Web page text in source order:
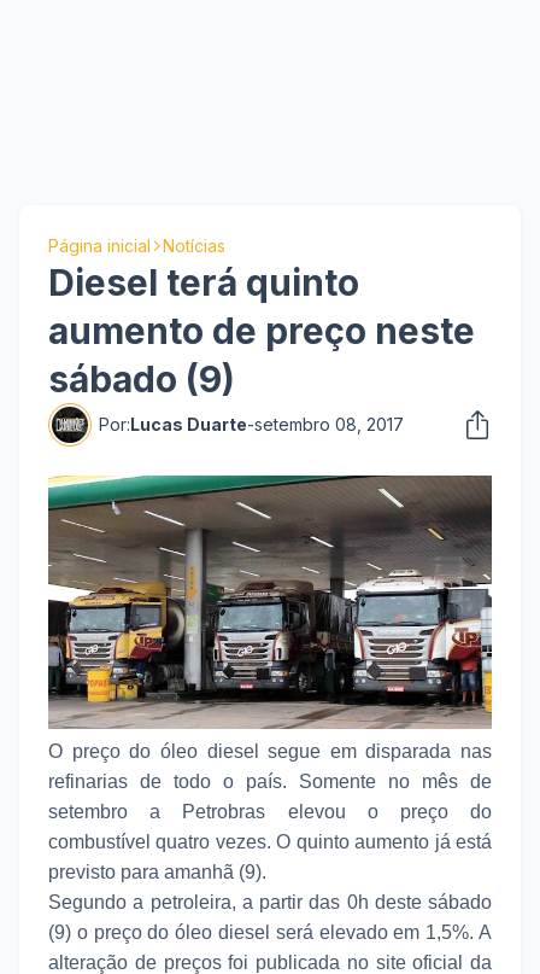
Página inicial Notícias
Diesel terá quinto
aumento de preço neste
sábado (9)
Por:Lucas Duarte-setembro 08, 2017
O preço do óleo diesel segue em disparada nas
refinarias de todo o país. Somente no mês de
setembro a Petrobras elevou o preço do
combustível quatro vezes. O quinto aumento já está
previsto para amanhã (9).
Segundo a petroleira, a partir das 0h deste sábado
(9) o preço do óleo diesel será elevado em 1,5%. A
alteração de preços foi publicada no site oficial da